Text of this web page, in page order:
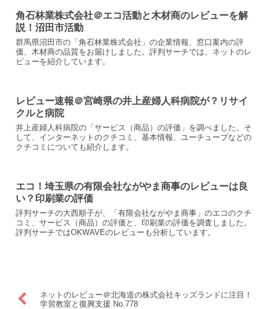
角石林業株式会社＠エコ活動と木材商のレビューを解
説！沼田市活動
群馬県沼田市の「角石林業株式会社」の企業情報、窓口案内の評
価、木材商の品質をお届けしました。評判サーチでは、ネットのレ
ビューを紹介しています。
レビュー速報＠宮崎県の井上産婦人科病院が？リサイ
クルと病院
井上産婦人科病院の「サービス（商品）の評価」を調べました。そ
して、インターネットのクチコミ、基本情報、ユーチューブなどの
クチコミについても紹介します。
エコ！埼玉県の有限会社ながやま商事のレビューは良
い？印刷業の評価
評判サーチの大西順子が、「有限会社ながやま商事」のエコのクチ
コミ、サービス（商品）の評価と、印刷業の評価を調査しました。
評判サーチではOKWAVEのレビューも分析しています。
ネットのレビュー＠北海道の株式会社キッズランドに注目！
学習教室と復興支援 No.778